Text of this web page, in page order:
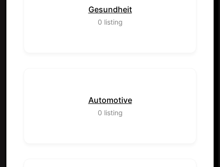
Gesundheit
0 listing
Automotive
0 listing